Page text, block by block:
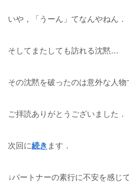
いや，「うーん」てなんやねん．
そしてまたしても訪れる沈黙…
その沈黙を破ったのは意外な人物
ご拝読ありがとうございました．
次回に続き ます．
↓パートナーの素行に不安を感じ